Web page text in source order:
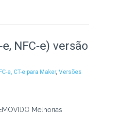
e, NFC-e) versão
e, CT-e para Maker, Versões
Melhorias